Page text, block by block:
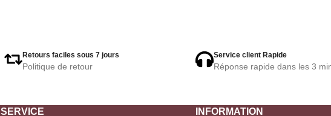
Retours faciles sous 7 jours
Politique de retour
Service client Rapide
Réponse rapide dans les 3
SERVICE INFORMATION